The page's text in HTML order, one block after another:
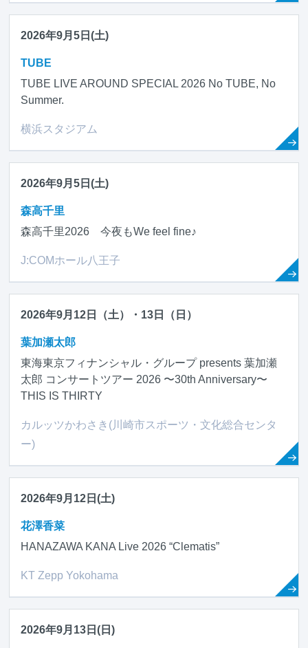
2026年9月5日(土)
TUBE
TUBE LIVE AROUND SPECIAL 2026 No TUBE, No
Summer.
横浜スタジアム
2026年9月5日(土)
森高千里
森高千里2026 今夜もWe feel fine♪
J:COMホール八王子
2026年9月12日（土）・13日（日）
葉加瀬太郎
東海東京フィナンシャル・グループ presents 葉加瀬
太郎 コンサートツアー 2026 〜30th Anniversary〜
THIS IS THIRTY
カルッツかわさき(川崎市スポーツ・文化総合センタ
ー)
2026年9月12日(土)
花澤香菜
HANAZAWA KANA Live 2026 “Clematis”
KT Zepp Yokohama
2026年9月13日(日)